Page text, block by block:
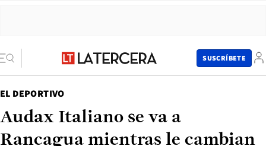
SUSCRÍBETE
EL DEPORTIVO
Audax Italiano se va a
Rancagua mientras le cambian